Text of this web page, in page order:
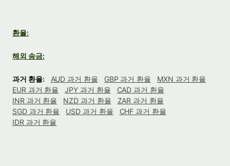
환율:
해외 송금:
과거 환율: AUD 과거 환율 GBP 과거 환율
MXN 과거 환율
EUR 과거 환율
JPY 과거 환율
CAD 과거 환율
INR 과거 환율
NZD 과거 환율
ZAR 과거 환율
SGD 과거 환율
USD 과거 환율
CHF 과거 환율
IDR 과거 환율